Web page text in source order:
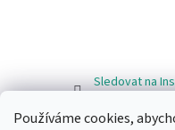
Používáme cookies,
Sledovat na